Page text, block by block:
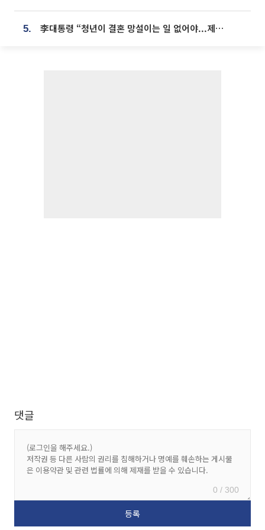
5. 李대통령 “청년이 결혼 망설이는 일 없어야...제도상 불이익 조사”
댓글
0 / 300